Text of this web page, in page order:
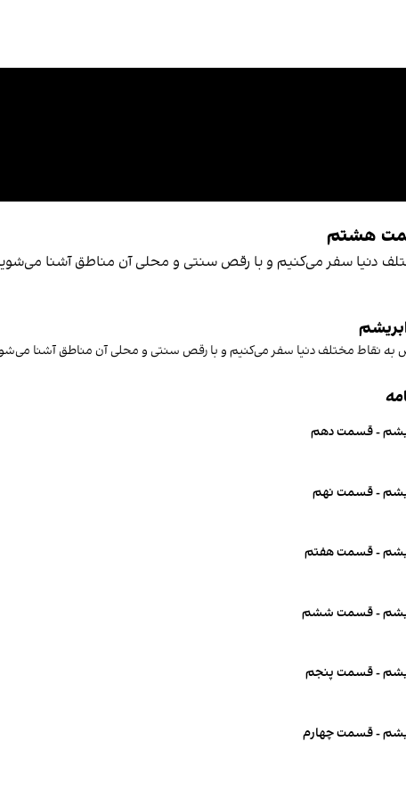
هشتم
دنیا سفر می‌کنیم و با رقص سنتی و محلی آن مناطق آشنا
نقاط مختلف دنیا سفر می‌کنیم و با رقص سنتی و محلی آن مناطق آشنا
- قسمت دهم
- قسمت نهم
- قسمت هفتم
- قسمت ششم
- قسمت پنجم
- قسمت چهارم